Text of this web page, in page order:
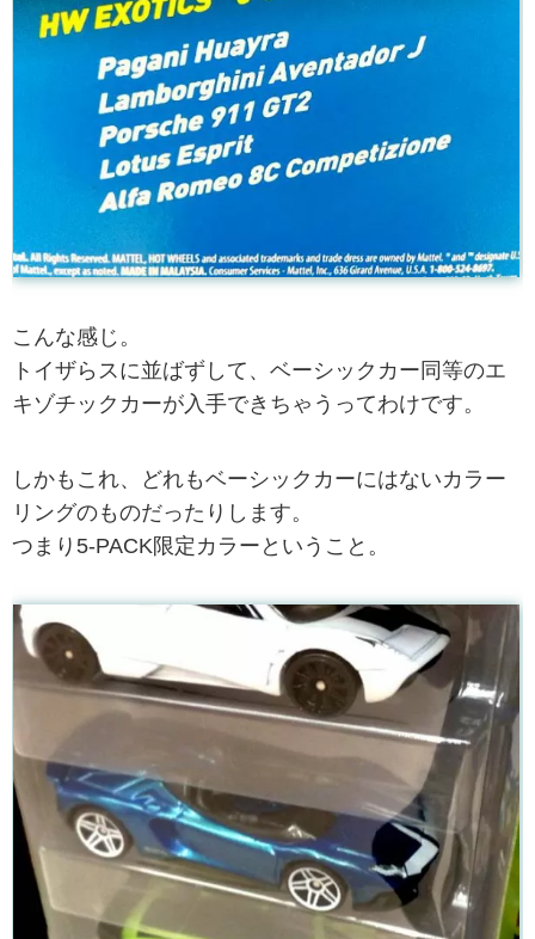
こんな感じ。
トイザらスに並ばずして、ベーシックカー同等のエ
キゾチックカーが入手できちゃうってわけです。
しかもこれ、どれもベーシックカーにはないカラー
リングのものだったりします。
つまり5-PACK限定カラーということ。